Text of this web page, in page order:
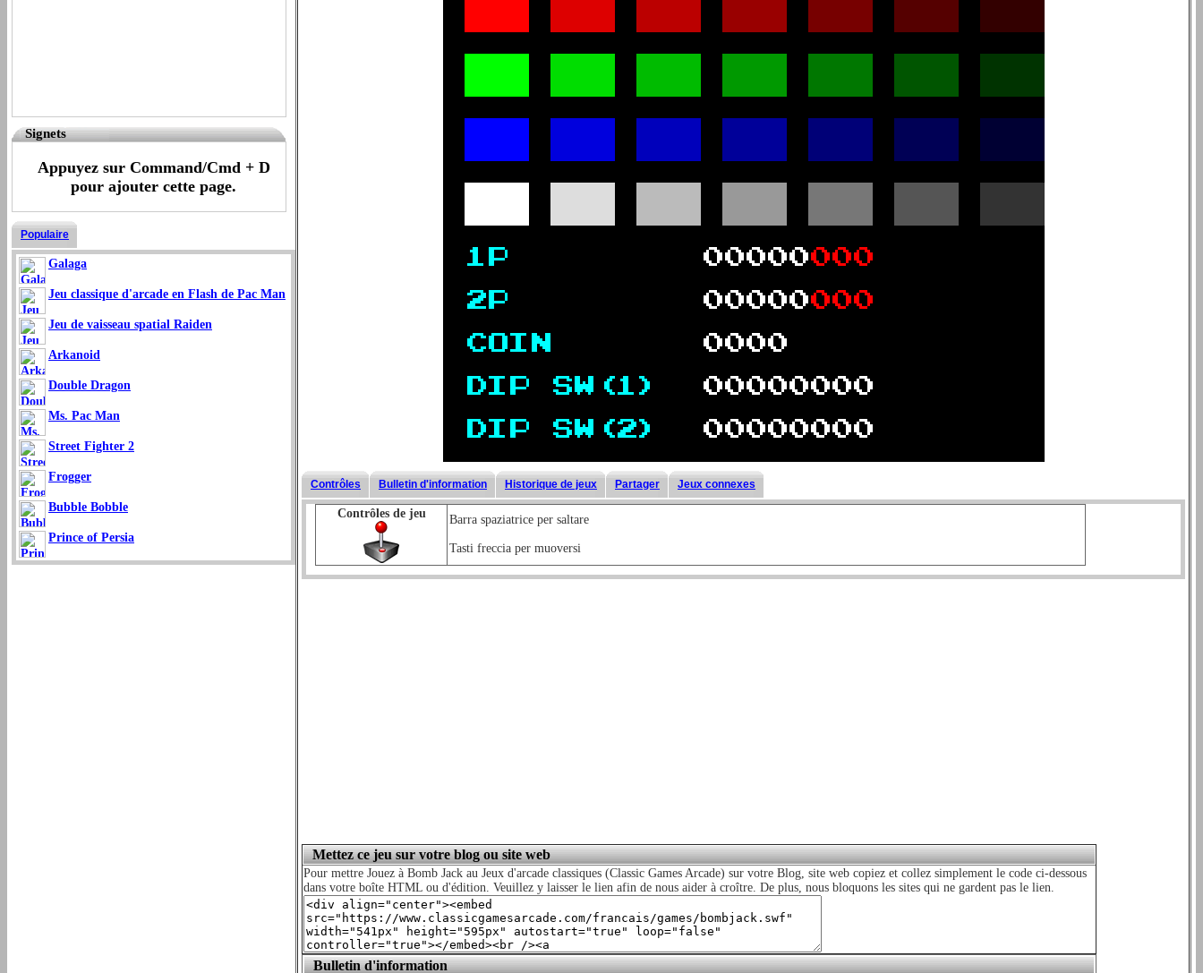
Signets
Appuyez sur Command/Cmd + D
pour ajouter cette page.
Populaire
Galaga
Jeu classique d'arcade en Flash de Pac Man
Jeu de vaisseau spatial Raiden
Arkanoid
Double Dragon
Ms. Pac Man
Street Fighter 2
Frogger
Bubble Bobble
Prince of Persia
Contrôles Bulletin d'information Historique de jeux Partager Jeux connexes
Contrôles de jeu Barra spaziatrice per saltare
Tasti freccia per muoversi
Mettez ce jeu sur votre blog ou site web
Pour mettre Jouez à Bomb Jack au Jeux d'arcade classiques (Classic Games Arcade) sur votre Blog, site web copiez et collez simplement le code ci-dessous
dans votre boîte HTML ou d'édition. Veuillez y laisser le lien afin de nous aider à croître. De plus, nous bloquons les sites qui ne gardent pas le lien.
Bulletin d'information